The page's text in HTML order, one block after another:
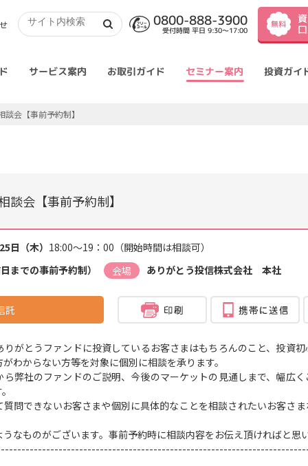
0800-888-3900
受付時間 平日 9:30～17:00
無料
サービス案内 お取引ガイド セミナー案内 投資ガイ
会【事前予約制】
談会【事前予約制】
日（木） 18:00～19：00（開始時間は相談可）
までの事前予約制） 会場 ありがとう投信株式会社 本社
託
りがとうファンドに投資しているお客さまはもちろんのこと、投資
わからない方等を対象に個別に相談を承ります。
ら弊社のファンドのご説明、今後のマーケットの見通しまで、幅広
問できないお客さまや個別に具体的なことを相談されたいお客さ
なものがございます。事前予約時に相談内容をお伝え頂ければと思い